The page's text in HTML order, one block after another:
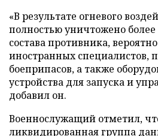
«В результате огневого
полностью уничтожено более
состава противника,
иностранных специалистов,
боеприпасов, а также
устройства для запуска и
добавил он.
Военнослужащий отметил,
ликвидированная группа